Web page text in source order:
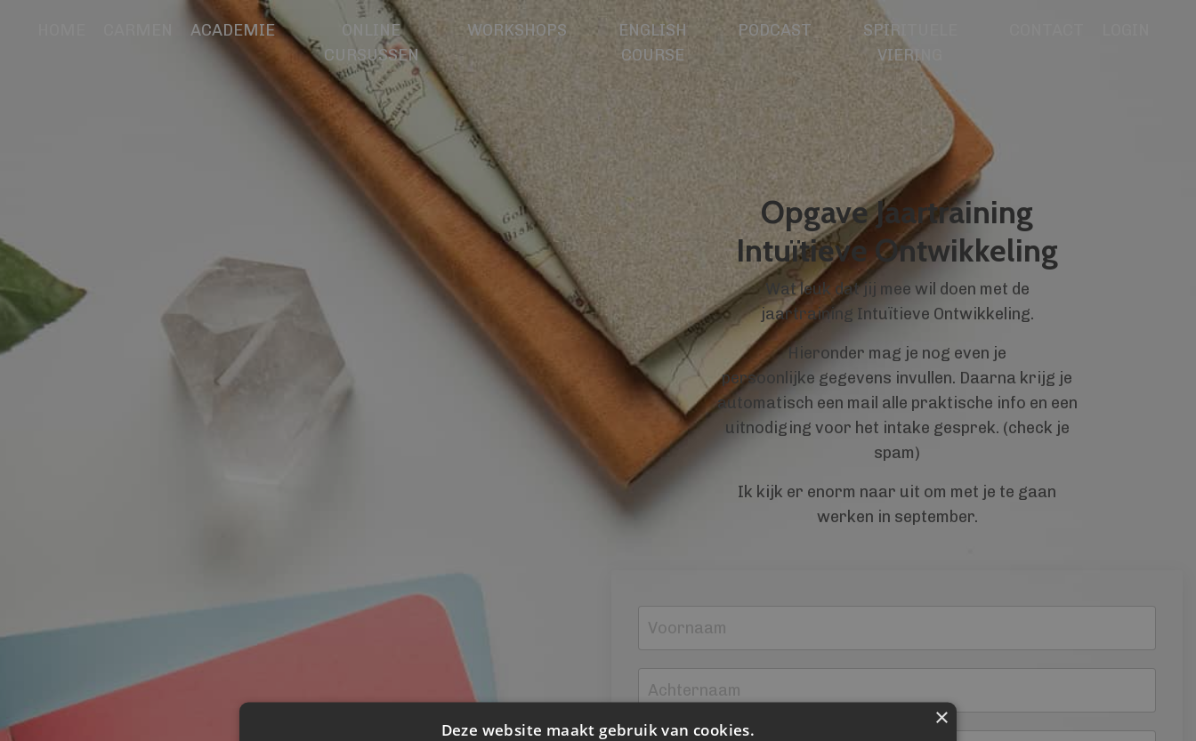
ACADEMIE
ONLINE
CURSUSSEN
WORKSHOPS
ENGLISH
COURSE
PODCAST
SPIRITUELE
VIERING
Opgave Jaartraining
Intuïtieve Ontwikkeling
Wat leuk dat jij mee wil doen met de
jaartraining Intuïtieve Ontwikkeling.
Hieronder mag je nog even je
persoonlijke gegevens invullen. Daarna krijg je
automatisch een mail alle praktische info en een
uitnodiging voor het intake gesprek. (check je
spam)
Ik kijk er enorm naar uit om met je te gaan
werken in september.
Deze website maakt gebruik van cookies. ×